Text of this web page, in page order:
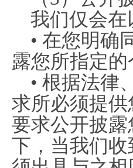
我们仅会
• 在您明确
露您所指定的
• 根据法律
求所必须提
要求公开披
下，当我们